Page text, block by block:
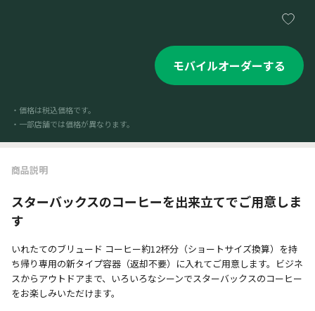
モバイルオーダーする
・価格は税込価格です。
・一部店舗では価格が異なります。
商品説明
スターバックスのコーヒーを出来立てでご用意しま
す
いれたてのブリュード コーヒー約12杯分（ショートサイズ換算）を持
ち帰り専用の新タイプ容器（返却不要）に入れてご用意します。ビジネ
スからアウトドアまで、いろいろなシーンでスターバックスのコーヒー
をお楽しみいただけます。